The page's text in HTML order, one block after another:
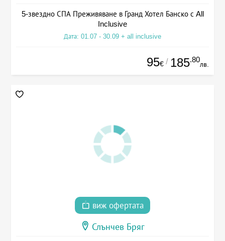
5-звездно СПА Преживяване в Гранд Хотел Банско с All
Inclusive
Дата: 01.07 - 30.09 + all inclusive
95€ / 185.80
лв.
виж офертата
Слънчев Бряг